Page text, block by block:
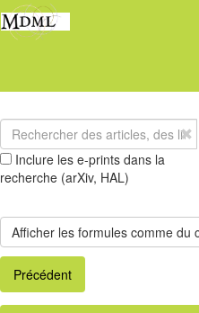
Inclure les e-prints dans la
recherche (arXiv, HAL)
Précédent